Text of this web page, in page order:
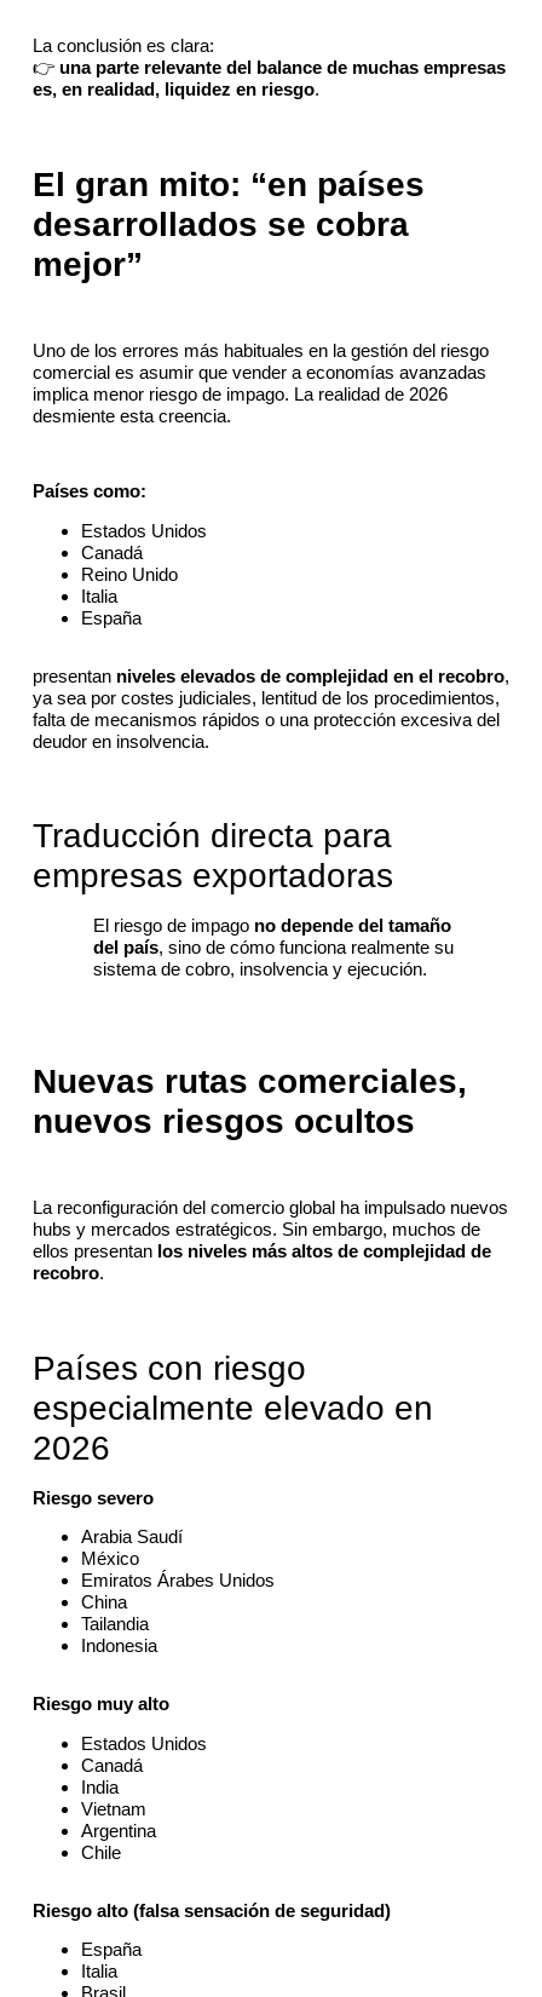
La conclusión es clara:
👉 una parte relevante del balance de muchas empresas
es, en realidad, liquidez en riesgo.
El gran mito: “en países
desarrollados se cobra
mejor”
Uno de los errores más habituales en la gestión del riesgo
comercial es asumir que vender a economías avanzadas
implica menor riesgo de impago. La realidad de 2026
desmiente esta creencia.
Países como:
Estados Unidos
Canadá
Reino Unido
Italia
España
presentan niveles elevados de complejidad en el recobro,
ya sea por costes judiciales, lentitud de los procedimientos,
falta de mecanismos rápidos o una protección excesiva del
deudor en insolvencia.
Traducción directa para
empresas exportadoras
El riesgo de impago no depende del tamaño
del país, sino de cómo funciona realmente su
sistema de cobro, insolvencia y ejecución.
Nuevas rutas comerciales,
nuevos riesgos ocultos
La reconfiguración del comercio global ha impulsado nuevos
hubs y mercados estratégicos. Sin embargo, muchos de
ellos presentan los niveles más altos de complejidad de
recobro.
Países con riesgo
especialmente elevado en
2026
Riesgo severo
Arabia Saudí
México
Emiratos Árabes Unidos
China
Tailandia
Indonesia
Riesgo muy alto
Estados Unidos
Canadá
India
Vietnam
Argentina
Chile
Riesgo alto (falsa sensación de seguridad)
España
Italia
Brasil